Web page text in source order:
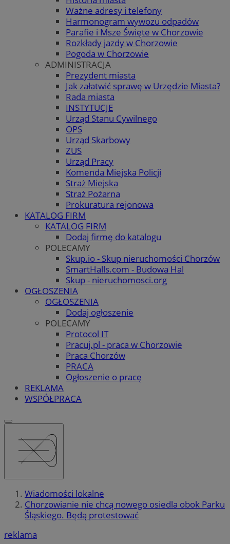
Ważne adresy i telefony
Harmonogram wywozu odpadów
Parafie i Msze Święte w Chorzowie
Rozkłady jazdy w Chorzowie
Pogoda w Chorzowie
ADMINISTRACJA
Prezydent miasta
Jak załatwić sprawę w Urzędzie Miasta?
Rada miasta
INSTYTUCJE
Urząd Stanu Cywilnego
OPS
Urząd Skarbowy
ZUS
Urząd Pracy
Komenda Miejska Policji
Straż Miejska
Straż Pożarna
Prokuratura rejonowa
KATALOG FIRM
KATALOG FIRM
Dodaj firmę do katalogu
POLECAMY
Skup.io - Skup nieruchomości Chorzów
SmartHalls.com - Budowa Hal
Skup - nieruchomosci.org
OGŁOSZENIA
OGŁOSZENIA
Dodaj ogłoszenie
POLECAMY
Protocol IT
Pracuj.pl - praca w Chorzowie
Praca Chorzów
PRACA
Ogłoszenie o pracę
REKLAMA
WSPÓŁPRACA
Wiadomości lokalne
Chorzowianie nie chcą nowego osiedla obok Parku
Śląskiego. Będą protestować
reklama